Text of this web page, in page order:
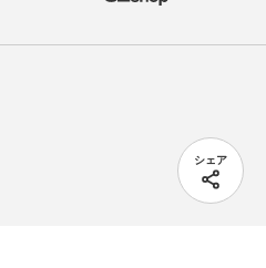
シェア